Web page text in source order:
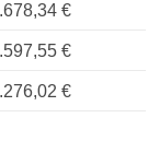
€
€
€